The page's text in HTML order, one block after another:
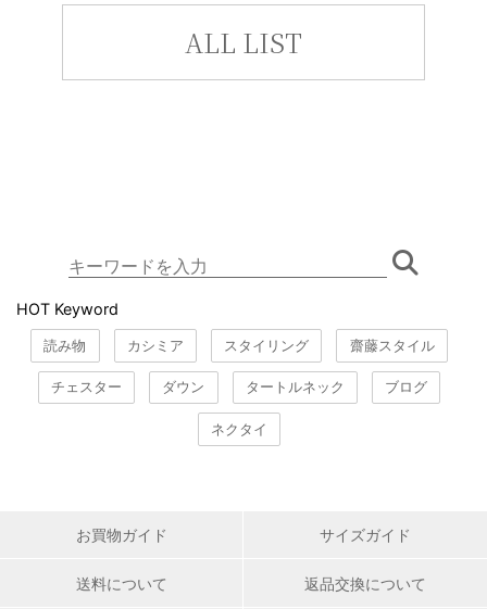
ALL LIST
HOT Keyword
読み物 カシミア スタイリング 齋藤スタイル
チェスター ダウン タートルネック ブログ
ネクタイ
お買物ガイド サイズガイド
送料について 返品交換について